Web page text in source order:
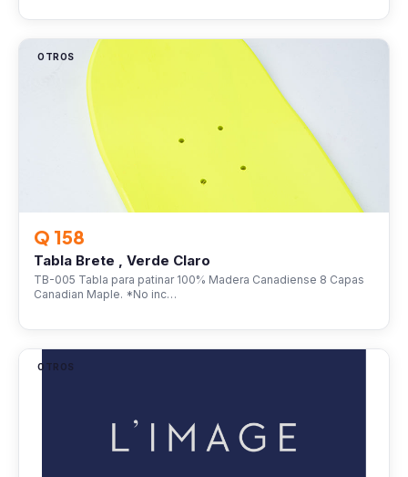
OTROS
Q 158
Tabla Brete , Verde Claro
TB-005 Tabla para patinar 100% Madera Canadiense 8 Capas
Canadian Maple. *No inc…
OTROS